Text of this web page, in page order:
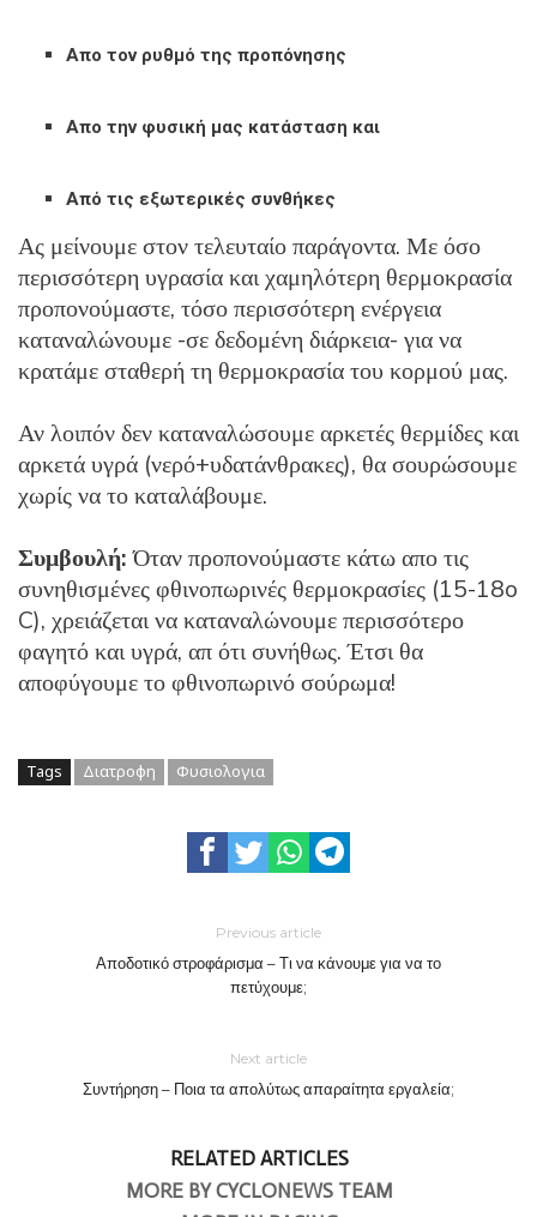
Απο τον ρυθμό της προπόνησης
Απο την φυσική μας κατάσταση και
Από τις εξωτερικές συνθήκες
Ας μείνουμε στον τελευταίο παράγοντα. Με όσο
περισσότερη υγρασία και χαμηλότερη θερμοκρασία
προπονούμαστε, τόσο περισσότερη ενέργεια
καταναλώνουμε -σε δεδομένη διάρκεια- για να
κρατάμε σταθερή τη θερμοκρασία του κορμού μας.
Αν λοιπόν δεν καταναλώσουμε αρκετές θερμίδες και
αρκετά υγρά (νερό+υδατάνθρακες), θα σουρώσουμε
χωρίς να το καταλάβουμε.
Συμβουλή:Όταν προπονούμαστε κάτω απο τις
συνηθισμένες φθινοπωρινές θερμοκρασίες (15-18o
C), χρειάζεται να καταναλώνουμε περισσότερο
φαγητό και υγρά, απ ότι συνήθως. Έτσι θα
αποφύγουμε το φθινοπωρινό σούρωμα!
Tags Διατροφη Φυσιολογια
Previous article
Αποδοτικό στροφάρισμα – Τι να κάνουμε για να το
πετύχουμε;
Next article
Συντήρηση – Ποια τα απολύτως απαραίτητα εργαλεία;
RELATED ARTICLES
MORE BY CYCLONEWS TEAM